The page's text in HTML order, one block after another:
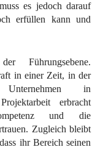
es jedoch darauf
erfüllen kann und
in einer Zeit, in der
in
erbracht
und die
Zugleich bleibt
ihr Bereich seinen